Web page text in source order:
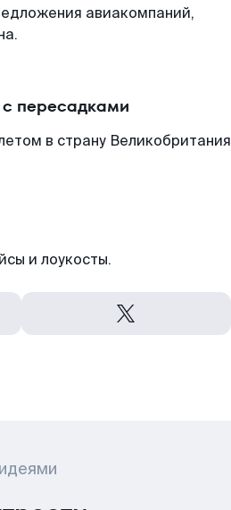
авиакомпаний,
пересадками
в страну Великобритания
и лоукосты.